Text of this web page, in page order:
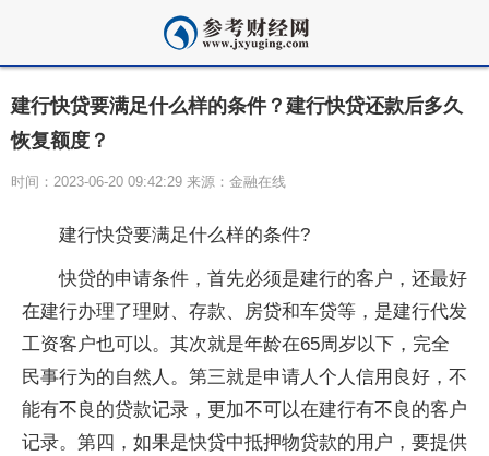
建行快贷要满足什么样的条件？建行快贷还款后多久
恢复额度？
时间：2023-06-20 09:42:29 来源：金融在线
建行快贷要满足什么样的条件?
快贷的申请条件，首先必须是建行的客户，还最好
在建行办理了理财、存款、房贷和车贷等，是建行代发
工资客户也可以。其次就是年龄在65周岁以下，完全
民事行为的自然人。第三就是申请人个人信用良好，不
能有不良的贷款记录，更加不可以在建行有不良的客户
记录。第四，如果是快贷中抵押物贷款的用户，要提供